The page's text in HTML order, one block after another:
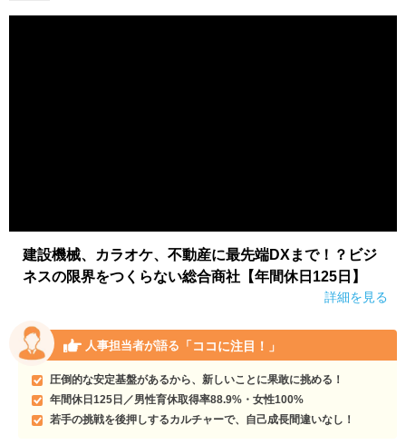
建設機械、カラオケ、不動産に最先端DXまで！？ビジ
ネスの限界をつくらない総合商社【年間休日125日】
詳細を見る
人事担当者が語る 「ココに注目！」
圧倒的な安定基盤があるから、新しいことに果敢に挑める！
年間休日125日／男性育休取得率88.9%・女性100%
若手の挑戦を後押しするカルチャーで、自己成長間違いなし！